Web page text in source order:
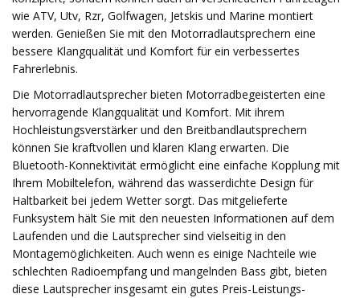
wie ATV, Utv, Rzr, Golfwagen, Jetskis und Marine montiert
werden. Genießen Sie mit den Motorradlautsprechern eine
bessere Klangqualität und Komfort für ein verbessertes
Fahrerlebnis.
Die Motorradlautsprecher bieten Motorradbegeisterten eine
hervorragende Klangqualität und Komfort. Mit ihrem
Hochleistungsverstärker und den Breitbandlautsprechern
können Sie kraftvollen und klaren Klang erwarten. Die
Bluetooth-Konnektivität ermöglicht eine einfache Kopplung mit
Ihrem Mobiltelefon, während das wasserdichte Design für
Haltbarkeit bei jedem Wetter sorgt. Das mitgelieferte
Funksystem hält Sie mit den neuesten Informationen auf dem
Laufenden und die Lautsprecher sind vielseitig in den
Montagemöglichkeiten. Auch wenn es einige Nachteile wie
schlechten Radioempfang und mangelnden Bass gibt, bieten
diese Lautsprecher insgesamt ein gutes Preis-Leistungs-